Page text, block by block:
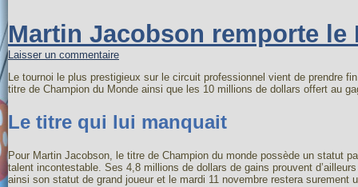
Martin Jacobson remporte
Laisser un commentaire
Le tournoi le plus prestigieux sur le circuit professionnel vient de prendre
titre de Champion du Monde ainsi que les 10 millions de dollars offert au
Le titre qui lui manquait
Pour Martin Jacobson, le titre de Champion du monde possède un statut
talent incontestable. Ses 4,8 millions de dollars de gains prouvent
ainsi son statut de grand joueur et le mardi 11 novembre restera surement